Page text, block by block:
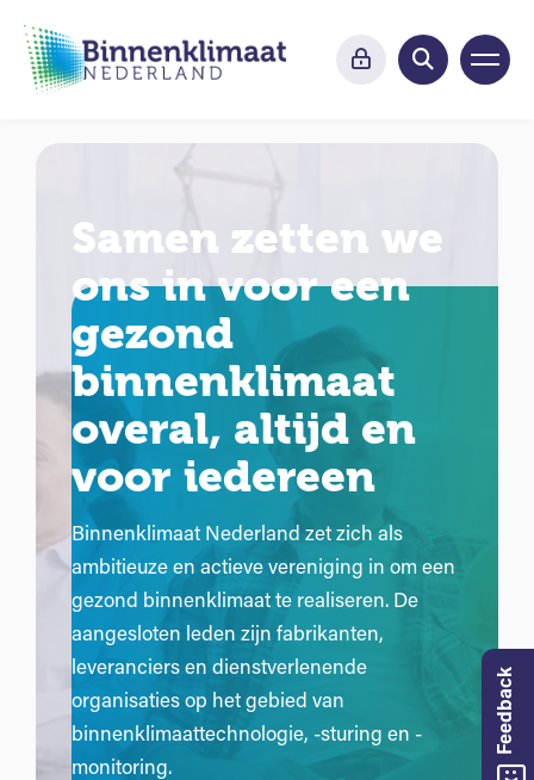
Samen zetten we
ons in voor een
gezond
binnenklimaat
overal, altijd en
voor iedereen
Binnenklimaat Nederland zet zich als
ambitieuze en actieve vereniging in om een
gezond binnenklimaat te realiseren. De
aangesloten leden zijn fabrikanten,
leveranciers en dienstverlenende
organisaties op het gebied van
binnenklimaattechnologie, -sturing en -
monitoring.
Feedback